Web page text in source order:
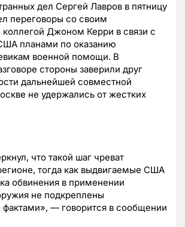
дел Сергей Лавров в пятницу
переговоры со своим
Джоном Керри в связи с
планами по оказанию
военной помощи. В
стороны заверили друг
дальнейшей совместной
не удержались от жестких
что такой шаг чреват
тогда как выдвигаемые США
обвинения в применении
не подкреплены
— говорится в сообщении